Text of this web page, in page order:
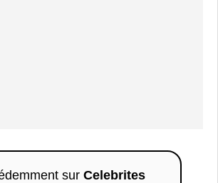
sur Celebrites